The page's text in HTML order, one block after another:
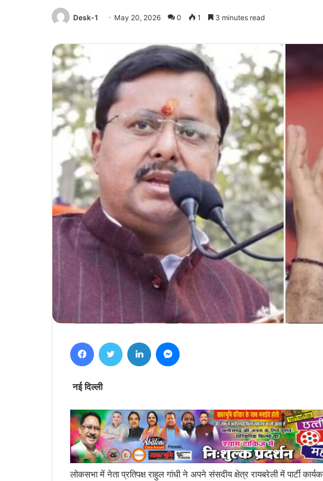
Desk-1 May 20, 2026 0 1 3 minutes read
नई दिल्ली
लोकसभा में नेता प्रतिपक्ष राहुल गांधी ने अपने संसदीय क्षेत्र रायबरेली में पार्टी